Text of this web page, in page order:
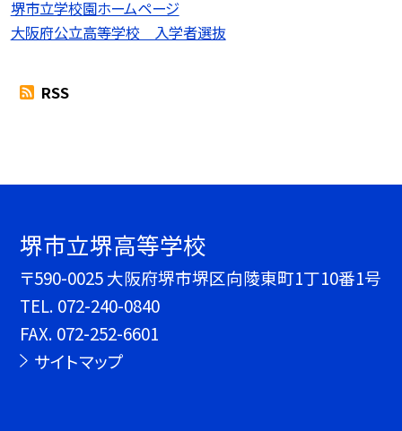
堺市立学校園ホームページ
大阪府公立高等学校 入学者選抜
RSS
堺市立堺高等学校
〒590-0025 大阪府堺市堺区向陵東町1丁10番1号
TEL. 072-240-0840
FAX. 072-252-6601
サイトマップ